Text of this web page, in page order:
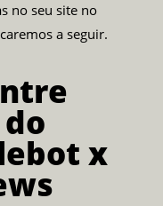
no seu site no
a seguir.
x